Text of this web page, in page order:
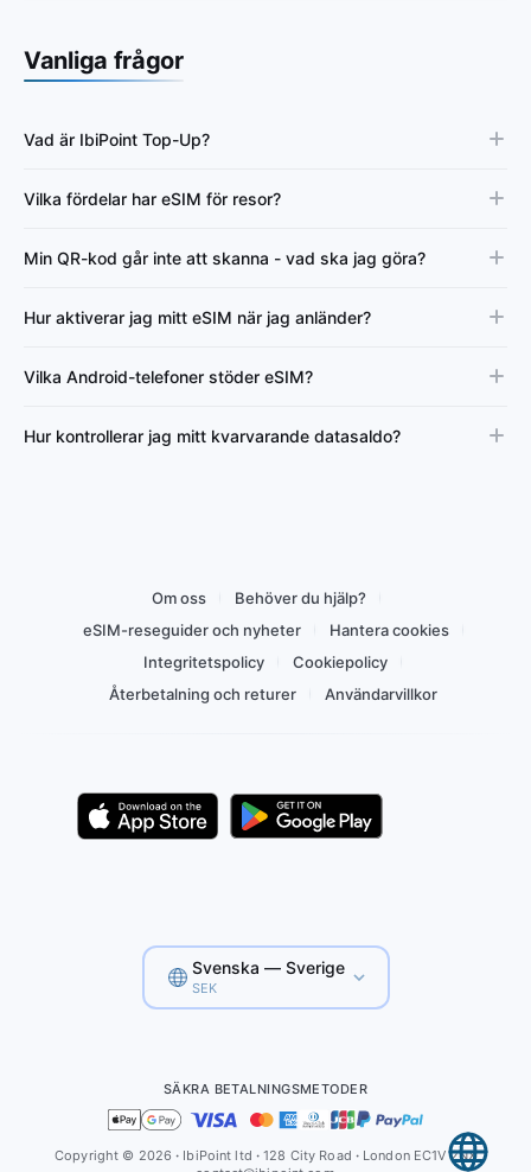
Vanliga frågor
Vad är IbiPoint Top-Up?
Vilka fördelar har eSIM för resor?
Min QR-kod går inte att skanna - vad ska jag göra?
Hur aktiverar jag mitt eSIM när jag anländer?
Vilka Android-telefoner stöder eSIM?
Hur kontrollerar jag mitt kvarvarande datasaldo?
Om oss
Behöver du hjälp?
eSIM-reseguider och nyheter
Hantera cookies
Integritetspolicy
Cookiepolicy
Återbetalning och returer
Användarvillkor
Svenska — Sverige
SEK
SÄKRA BETALNINGSMETODER
Copyright © 2026· IbiPoint ltd · 128 City Road · London EC1V 2NX